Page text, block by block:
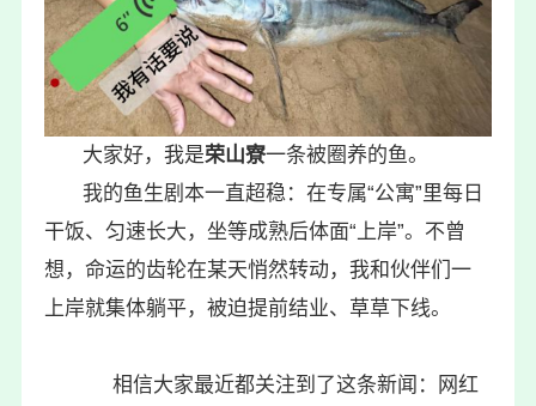
大家好，我是荣山寮一条被圈养的鱼。
我的鱼生剧本一直超稳：在专属“公寓”里每日
干饭、匀速长大，坐等成熟后体面“上岸”。不曾
想，命运的齿轮在某天悄然转动，我和伙伴们一
上岸就集体躺平，被迫提前结业、草草下线。
相信大家最近都关注到了这条新闻：网红